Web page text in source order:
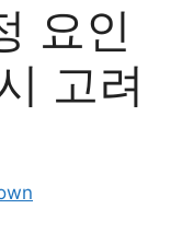
요인
고려